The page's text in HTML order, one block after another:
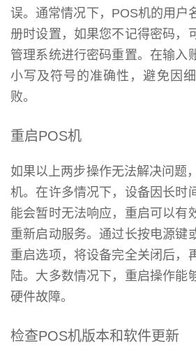
误。通常情况下，POS机的用户
册时设置，如果您不记得密码，
管理系统进行密码重置。在输入
小写及符号的准确性，避免因
败。
重启POS机
如果以上两步操作无法解决问题
机。在许多情况下，设备因长时
能会暂时无法响应，重启可以有
重新启动服务。通过长按电源键
重启选项，将设备完全关闭后，
陆。大多数情况下，重启操作能
硬件故障。
检查POS机版本和软件更新